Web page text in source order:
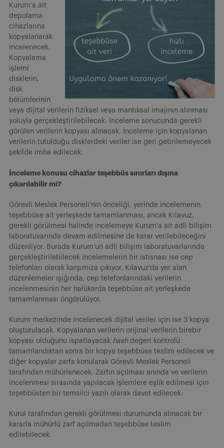
Kurum’a ait
depolama
cihazlarına
kopyalanarak
incelenecek.
Kopyalama
işlemi
disklerin,
disk
bölümlerinin
veya dijital verilerin fiziksel veya mantıksal imajının alınması
yoluyla gerçekleştirilebilecek. İnceleme sonucunda gerekli
görülen verilerin kopyası alınacak. İnceleme için kopyalanan
verilerin tutulduğu disklerdeki veriler ise geri getirilemeyecek
şekilde imha edilecek.
İnceleme konusu cihazlar teşebbüs sınırları dışına
çıkarılabilir mi?
Görevli Meslek Personeli’nin önceliği, yerinde incelemenin
teşebbüse ait yerleşkede tamamlanması, ancak Kılavuz,
gerekli görülmesi halinde incelemeye Kurum’a ait adli bilişim
laboratuvarında devam edilmesine de karar verilebileceğini
düzenliyor. Burada Kurum’un adli bilişim laboratuvarlarında
gerçekleştirilebilecek incelemelerin bir istisnası ise cep
telefonları olarak karşımıza çıkıyor. Kılavuz’da yer alan
düzenlemeler ışığında, cep telefonlarındaki verilerin
incelenmesinin her halükarda teşebbüse ait yerleşkede
tamamlanması öngörülüyor.
Kurum merkezinde incelenecek dijital veriler için ise 3 kopya
oluşturulacak. Kopyalanan verilerin orijinal verilerin birebir
kopyası olduğunu ispatlayacak hashdeğeri kontrolü
tamamlandıktan sonra bir kopya teşebbüse teslim edilecek ve
diğer kopyalar zarfa konularak Görevli Meslek Personeli
tarafından mühürlenecek. Zarfın açılması anında ve verilerin
incelenmesi sırasında yapılacak işlemlere eşlik edilmesi için
teşebbüsten bir temsilci yazılı olarak davet edilecek.
Kurul tarafından gerekli görülmesi durumunda alınacak bir
kararla mühürlü zarf açılmadan teşebbüse teslim
edilebilecek.